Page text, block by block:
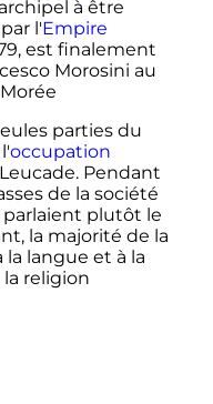
à être
l'Empire
est finalement
Morosini au
parties du
occupation
Pendant
de la société
plutôt le
la majorité de la
langue et à la
religion